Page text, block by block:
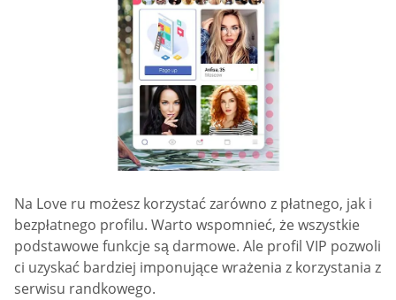
Na Love ru możesz korzystać zarówno z płatnego, jak i
bezpłatnego profilu. Warto wspomnieć, że wszystkie
podstawowe funkcje są darmowe. Ale profil VIP pozwoli
ci uzyskać bardziej imponujące wrażenia z korzystania z
serwisu randkowego.